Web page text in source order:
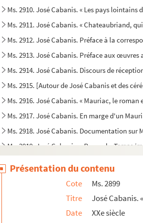
Ms. 2910. José Cabanis. « Les pays lointains
Ms. 2911. José Cabanis. « Chateaubriand,
Ms. 2912. José Cabanis. Préface à la
Ms. 2913. José Cabanis. Préface aux
Ms. 2914. José Cabanis. Discours de
Ms. 2915. [Autour de José Cabanis et des
Ms. 2916. José Cabanis. « Mauriac, le roman
Ms. 2917. José Cabanis. En marge d'un
Ms. 2918. José Cabanis. Documentation sur
Ms. 2919. José Cabanis. « Pages du Temps
Présentation du contenu
Cote
Ms. 2899
Titre
José Cabanis.
Date
XXe siècle